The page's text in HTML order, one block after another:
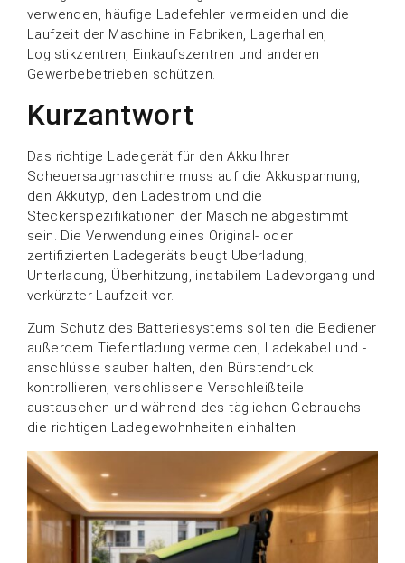
verwenden, häufige Ladefehler vermeiden und die
Laufzeit der Maschine in Fabriken, Lagerhallen,
Logistikzentren, Einkaufszentren und anderen
Gewerbebetrieben schützen.
Kurzantwort
Das richtige Ladegerät für den Akku Ihrer
Scheuersaugmaschine muss auf die Akkuspannung,
den Akkutyp, den Ladestrom und die
Steckerspezifikationen der Maschine abgestimmt
sein. Die Verwendung eines Original- oder
zertifizierten Ladegeräts beugt Überladung,
Unterladung, Überhitzung, instabilem Ladevorgang und
verkürzter Laufzeit vor.
Zum Schutz des Batteriesystems sollten die Bediener
außerdem Tiefentladung vermeiden, Ladekabel und -
anschlüsse sauber halten, den Bürstendruck
kontrollieren, verschlissene Verschleißteile
austauschen und während des täglichen Gebrauchs
die richtigen Ladegewohnheiten einhalten.